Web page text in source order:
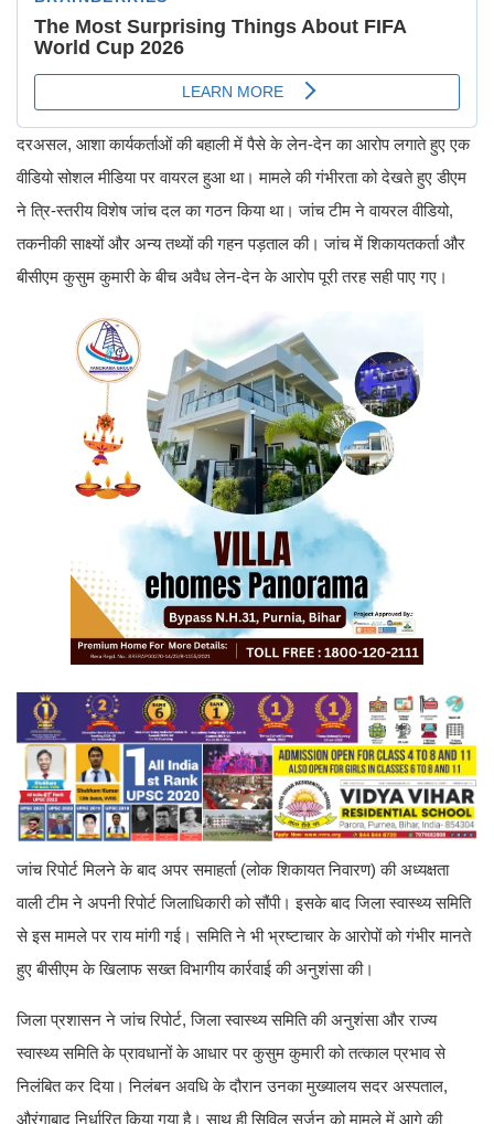
दरअसल, आशा कार्यकर्ताओं की बहाली में पैसे के लेन-देन का आरोप लगाते हुए एक
वीडियो सोशल मीडिया पर वायरल हुआ था। मामले की गंभीरता को देखते हुए डीएम
ने त्रि-स्तरीय विशेष जांच दल का गठन किया था। जांच टीम ने वायरल वीडियो,
तकनीकी साक्ष्यों और अन्य तथ्यों की गहन पड़ताल की। जांच में शिकायतकर्ता और
बीसीएम कुसुम कुमारी के बीच अवैध लेन-देन के आरोप पूरी तरह सही पाए गए।
जांच रिपोर्ट मिलने के बाद अपर समाहर्ता (लोक शिकायत निवारण) की अध्यक्षता
वाली टीम ने अपनी रिपोर्ट जिलाधिकारी को सौंपी। इसके बाद जिला स्वास्थ्य समिति
से इस मामले पर राय मांगी गई। समिति ने भी भ्रष्टाचार के आरोपों को गंभीर मानते
हुए बीसीएम के खिलाफ सख्त विभागीय कार्रवाई की अनुशंसा की।
जिला प्रशासन ने जांच रिपोर्ट, जिला स्वास्थ्य समिति की अनुशंसा और राज्य
स्वास्थ्य समिति के प्रावधानों के आधार पर कुसुम कुमारी को तत्काल प्रभाव से
निलंबित कर दिया। निलंबन अवधि के दौरान उनका मुख्यालय सदर अस्पताल,
औरंगाबाद निर्धारित किया गया है। साथ ही सिविल सर्जन को मामले में आगे की